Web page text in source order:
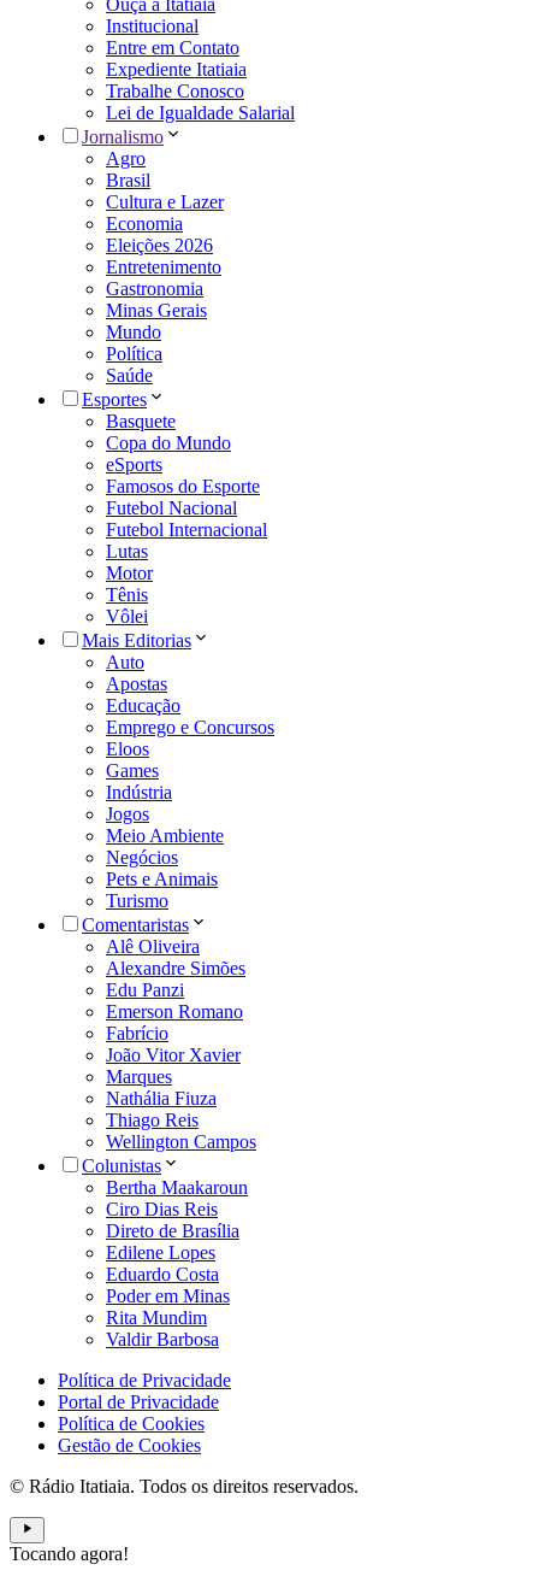
Institucional
Entre em Contato
Expediente Itatiaia
Trabalhe Conosco
Lei de Igualdade Salarial
Jornalismo
Agro
Brasil
Cultura e Lazer
Economia
Eleições 2026
Entretenimento
Gastronomia
Minas Gerais
Mundo
Política
Saúde
Esportes
Basquete
Copa do Mundo
eSports
Famosos do Esporte
Futebol Nacional
Futebol Internacional
Lutas
Motor
Tênis
Vôlei
Mais Editorias
Auto
Apostas
Educação
Emprego e Concursos
Eloos
Games
Indústria
Jogos
Meio Ambiente
Negócios
Pets e Animais
Turismo
Comentaristas
Alê Oliveira
Alexandre Simões
Edu Panzi
Emerson Romano
Fabrício
João Vitor Xavier
Marques
Nathália Fiuza
Thiago Reis
Wellington Campos
Colunistas
Bertha Maakaroun
Ciro Dias Reis
Direto de Brasília
Edilene Lopes
Eduardo Costa
Poder em Minas
Rita Mundim
Valdir Barbosa
Política de Privacidade
Portal de Privacidade
Política de Cookies
Gestão de Cookies
© Rádio Itatiaia. Todos os direitos reservados.
Tocando agora!